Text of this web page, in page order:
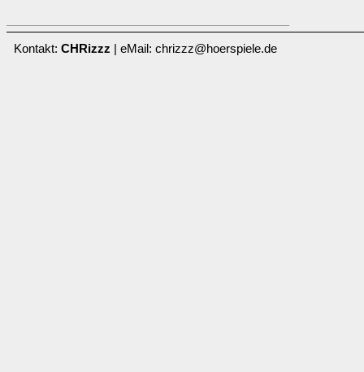
Kontakt: CHRizzz | eMail: chrizzz@hoerspiele.de